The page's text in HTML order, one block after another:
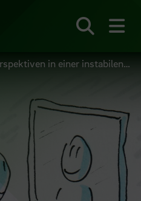
in einer instabilen Welt